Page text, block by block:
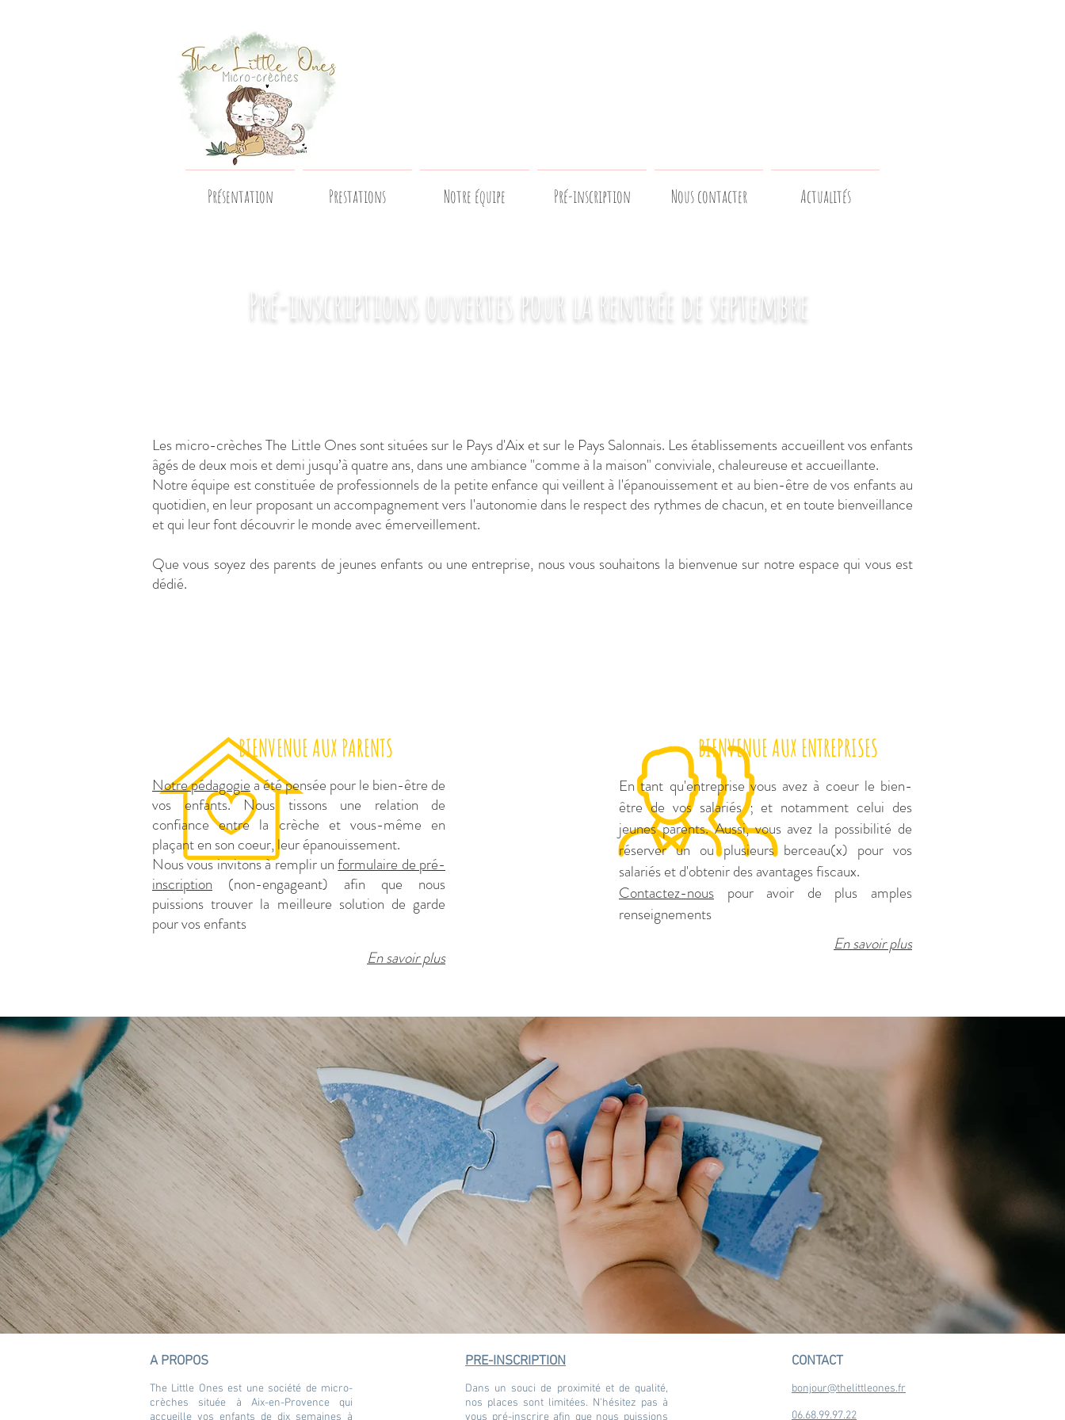
Présentation Prestations Notre équipe Pré-inscription Nous contacter Actualités
Pré-inscriptions ouvertes pour la rentrée de septembre
Les micro-crèches The Little Ones sont situées sur le Pays d'Aix et sur le Pays Salonnais. Les établissements accueillent vos enfants
âgés de deux mois et demi jusqu’à quatre ans, dans une ambiance "comme à la maison" conviviale, chaleureuse et accueillante.
Notre équipe est constituée de professionnels de la petite enfance qui veillent à l'épanouissement et au bien-être de vos enfants au
quotidien, en leur proposant un accompagnement vers l'autonomie dans le respect des rythmes de chacun, et en toute bienveillance
et qui leur font découvrir le monde avec émerveillement.
Que vous soyez des parents de jeunes enfants ou une entreprise, nous vous souhaitons la bienvenue sur notre espace qui vous est
dédié.
BIENVENUE AUX ENTREPRISES
BIENVENUE AUX PARENTS
Notre pédagogie a été pensée pour le bien-être de
vos enfants. Nous tissons une relation de
confiance entre la crèche et vous-même en
plaçant en son coeur, leur épanouissement.
Nous vous invitons à remplir unformulaire de pré-
inscription (non-engageant) afin que nous
puissions trouver la meilleure solution de garde
pour vos enfants
En savoir plus
En tant qu'entreprise vous avez à coeur le bien-
être de vos salariés ; et notamment celui des
jeunes parents. Aussi, vous avez la possibilité de
réserver un ou plusieurs berceau(x) pour vos
salariés et d'obtenir des avantages fiscaux.
Contactez-nous pour avoir de plus amples
renseignements
En savoir plus
A PROPOS
The Little Ones est une société de micro-
crèches située à Aix-en-Provence qui
accueille vos enfants de dix semaines à
PRE-INSCRIPTION
Dans un souci de proximité et de qualité,
nos places sont limitées. N'hésitez pas à
vous pré-inscrire afin que nous puissions
CONTACT
bonjour@thelittleones.fr
06.68.99.97.22